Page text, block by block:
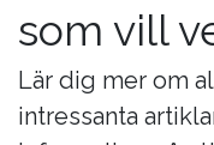
som vill
Lär dig mer om
intressanta